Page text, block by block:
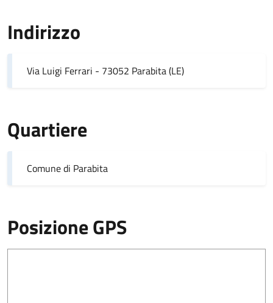
Indirizzo
Via Luigi Ferrari - 73052 Parabita (LE)
Quartiere
Comune di Parabita
Posizione GPS